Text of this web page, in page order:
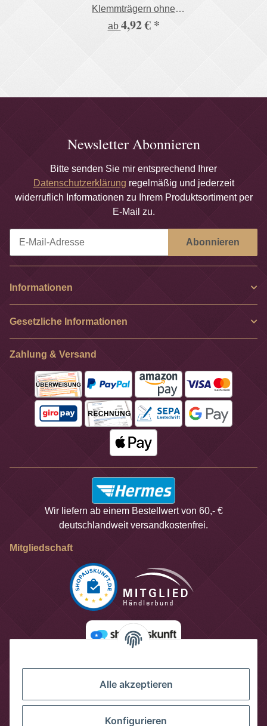
Alle akzeptieren
Konfigurieren
Klemmträgern ohne
Bohren Faltrollo
ab 4,92 € *
Newsletter Abonnieren
Bitte senden Sie mir entsprechend Ihrer
Datenschutzerklärung regelmäßig und jederzeit
widerruflich Informationen zu Ihrem Produktsortiment per
E-Mail zu.
Abonnieren
Informationen
Gesetzliche Informationen
Zahlung & Versand
Wir liefern ab einem Bestellwert von 60,- €
deutschlandweit versandkostenfrei.
Mitgliedschaft